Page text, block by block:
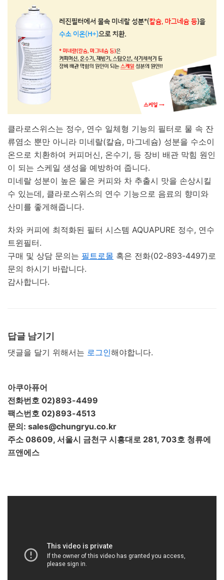
클라로스위스는 정수, 연수 일체형 기능의 필터로 물 속 잔
류염소 뿐만 아니라 미네랄(칼슘, 마그네슘) 성분을 수소이
온으로 치환하여 커피머신, 온수기, 등 장비 배관 막힘 원인
이 되는 스케일 생성을 예방하여 줍니다.
미네랄 성분이 높은 물은 커피와 차 추출시 맛을 손상시킬
수 있는데, 클라로스위스의 연수 기능으로 음료의 향미와
산미를 좋게해줍니다.
차와 커피에 최적화된 필터 시스템 AQUAPURE 정수, 연수
트윈필터.
구매 및 상담 문의는 필트로몰 혹은 전화(02-893-4497)로
문의 하시기 바랍니다.
감사합니다.
답글 남기기
댓글을 달기 위해서는 로그인해야합니다.
아쿠아퓨어
전화번호 02)893-4499
팩스번호 02)893-4513
문의: sales@chungryu.co.kr
주소 08609, 서울시 금천구 시흥대로 281, 703호 청류에
프앤에스